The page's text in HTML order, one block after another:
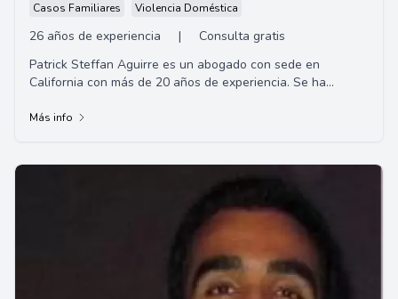
Casos Familiares Violencia Doméstica
26 años de experiencia |
Consulta gratis
Patrick Steffan Aguirre es un abogado con sede en
California con más de 20 años de experiencia. Se ha
Más info